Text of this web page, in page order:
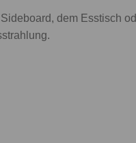
dem Esstisch